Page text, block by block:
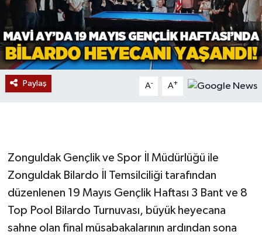
Paylaş A- A+
Zonguldak Gençlik ve Spor İl Müdürlüğü ile
Zonguldak Bilardo İl Temsilciliği tarafından
düzenlenen 19 Mayıs Gençlik Haftası 3 Bant ve 8
Top Pool Bilardo Turnuvası, büyük heyecana
sahne olan final müsabakalarının ardından sona
Düzce
Eğitim
Ekonomi
GÜNDEM
İş ilanı
Kilimli